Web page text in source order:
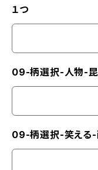
１つ
09-柄選択-人物-昆
09-柄選択-笑える-